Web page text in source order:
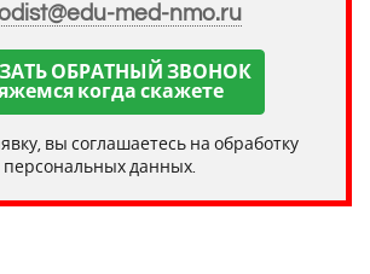
med-nmo.ru
ОБРАТНЫЙ ЗВОНОК
когда скажете
вы соглашаетесь на обработку
персональных данных.